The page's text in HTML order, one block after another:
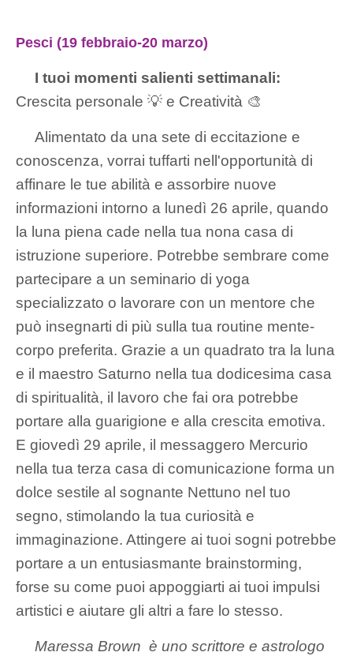
Pesci (19 febbraio-20 marzo)
I tuoi momenti salienti settimanali:
Crescita personale 💡 e Creatività 🎨
Alimentato da una sete di eccitazione e
conoscenza, vorrai tuffarti nell'opportunità di
affinare le tue abilità e assorbire nuove
informazioni intorno a lunedì 26 aprile, quando
la luna piena cade nella tua nona casa di
istruzione superiore. Potrebbe sembrare come
partecipare a un seminario di yoga
specializzato o lavorare con un mentore che
può insegnarti di più sulla tua routine mente-
corpo preferita. Grazie a un quadrato tra la luna
e il maestro Saturno nella tua dodicesima casa
di spiritualità, il lavoro che fai ora potrebbe
portare alla guarigione e alla crescita emotiva.
E giovedì 29 aprile, il messaggero Mercurio
nella tua terza casa di comunicazione forma un
dolce sestile al sognante Nettuno nel tuo
segno, stimolando la tua curiosità e
immaginazione. Attingere ai tuoi sogni potrebbe
portare a un entusiasmante brainstorming,
forse su come puoi appoggiarti ai tuoi impulsi
artistici e aiutare gli altri a fare lo stesso.
Maressa Brown è uno scrittore e astrologo